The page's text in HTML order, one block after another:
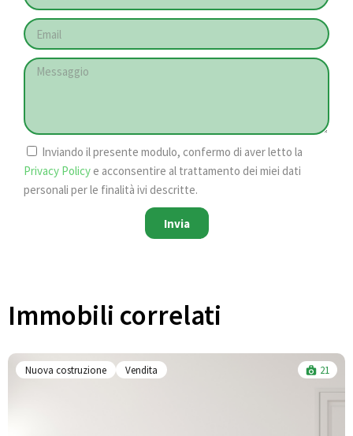
Inviando il presente modulo, confermo di aver letto la
Privacy Policy e acconsentire al trattamento dei miei dati
personali per le finalità ivi descritte.
Invia
Immobili correlati​
Nuova costruzione Vendita 21